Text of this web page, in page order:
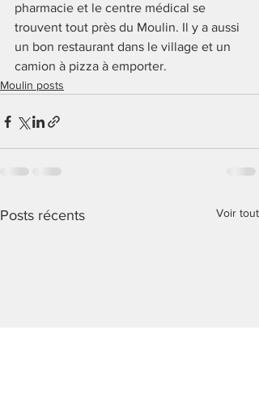
pharmacie et le centre médical se
trouvent tout près du Moulin. Il y a aussi
un bon restaurant dans le village et un
camion à pizza à emporter.
Moulin posts
Posts récents Voir tout